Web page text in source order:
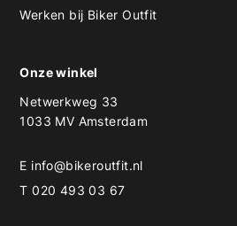
Werken bij Biker Outfit
Onze winkel
Netwerkweg 33
1033 MV Amsterdam
E info@bikeroutfit.nl
T 020 493 03 67